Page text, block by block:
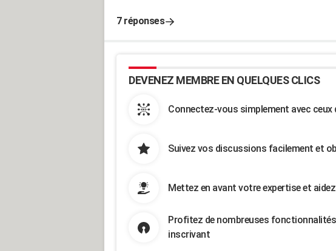
7 réponses
DEVENEZ MEMBRE EN QUELQUES CLICS
Connectez-vous simplement avec
Suivez vos discussions facilement et
Mettez en avant votre expertise et
Profitez de nombreuses
inscrivant